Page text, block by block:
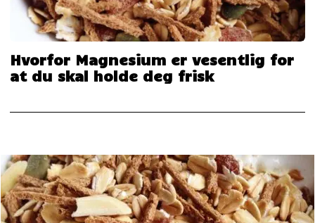
Hvorfor Magnesium er vesentlig for
at du skal holde deg frisk